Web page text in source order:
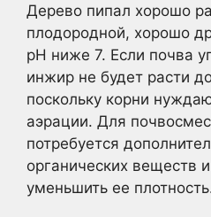
Дерево пипал хорошо
плодородной, хорошо
рН ниже 7. Если почва
инжир не будет расти
поскольку корни
аэрации. Для
потребуется
органических веществ
уменьшить ее